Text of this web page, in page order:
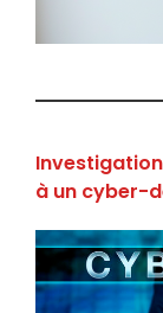
à un cyber-